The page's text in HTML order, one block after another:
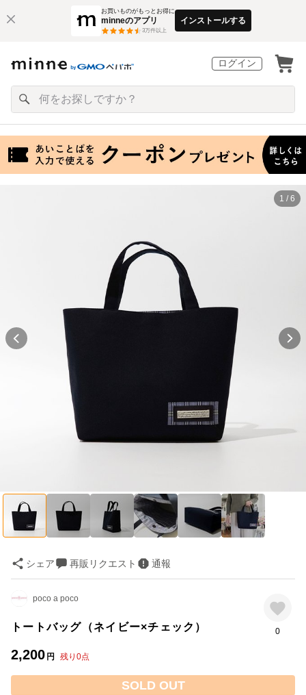
お買いものがもっとお得に
minneのアプリ
3万件以上
インストールする
ログイン
1 / 6
シェア 再販リクエスト 通報
poco a poco
トートバッグ（ネイビー×チェック）
2,200 円 残り 0点
0
SOLD OUT